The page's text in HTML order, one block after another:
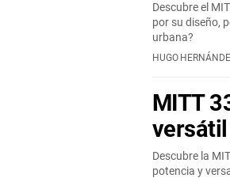
Descubre el
por su diseño,
urbana?
HUGO
MITT
versátil
Descubre la
potencia y